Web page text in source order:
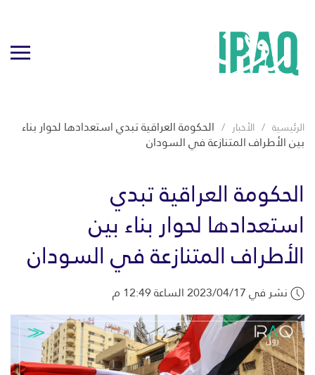
الرئيسية الأخبار الحكومة العراقية تبدي استعدادها لحوار بناء
بين الأطراف المتنازعة في السودان
الحكومة العراقية تبدي
استعدادها لحوار بناء بين
الأطراف المتنازعة في السودان
نشر في 2023/04/17 الساعة 12:49 م